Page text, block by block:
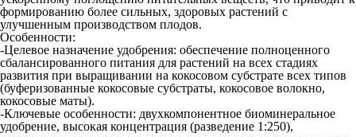
формированию более сильных, здоровых растений с
улучшенным производством плодов.
Особенности:
-Целевое назначение удобрения: обеспечение полноценного
сбалансированного питания для растений на всех стадиях
развития при выращивании на кокосовом субстрате всех типов
(буферизованные кокосовые субстраты, кокосовое волокно,
кокосовые маты).
-Ключевые особенности: двухкомпонентное биоминеральное
удобрение, высокая концентрация (разведение 1:250),